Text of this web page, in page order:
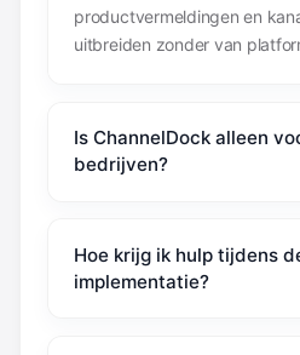
productvermeldingen en
uitbreiden zonder van
Is ChannelDock alleen
bedrijven?
Hoe krijg ik hulp tijdens
implementatie?